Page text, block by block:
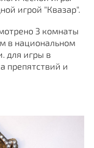
игрой "Квазар".
3 комнаты
в национальном
для игры в
препятствий и